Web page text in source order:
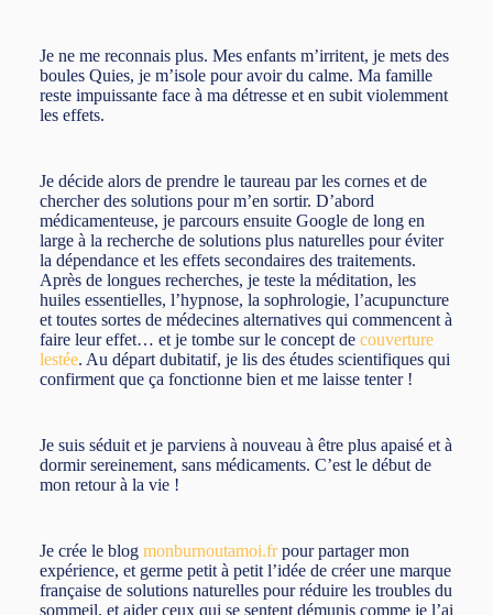
Je ne me reconnais plus. Mes enfants m’irritent, je mets des
boules Quies, je m’isole pour avoir du calme. Ma famille
reste impuissante face à ma détresse et en subit violemment
les effets.
Je décide alors de prendre le taureau par les cornes et de
chercher des solutions pour m’en sortir. D’abord
médicamenteuse, je parcours ensuite Google de long en
large à la recherche de solutions plus naturelles pour éviter
la dépendance et les effets secondaires des traitements.
Après de longues recherches, je teste la méditation, les
huiles essentielles, l’hypnose, la sophrologie, l’acupuncture
et toutes sortes de médecines alternatives qui commencent à
faire leur effet… et je tombe sur le concept de couverture
lestée. Au départ dubitatif, je lis des études scientifiques qui
confirment que ça fonctionne bien et me laisse tenter !
Je suis séduit et je parviens à nouveau à être plus apaisé et à
dormir sereinement, sans médicaments. C’est le début de
mon retour à la vie !
Je crée le blog monburnoutamoi.frpour partager mon
expérience, et germe petit à petit l’idée de créer une marque
française de solutions naturelles pour réduire les troubles du
sommeil, et aider ceux qui se sentent démunis comme je l’ai